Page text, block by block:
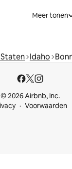
Meer tonen
Idaho
© 2026 Airbnb, Inc.
Voorwaarden